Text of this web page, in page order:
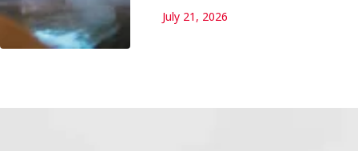
July 21, 2026